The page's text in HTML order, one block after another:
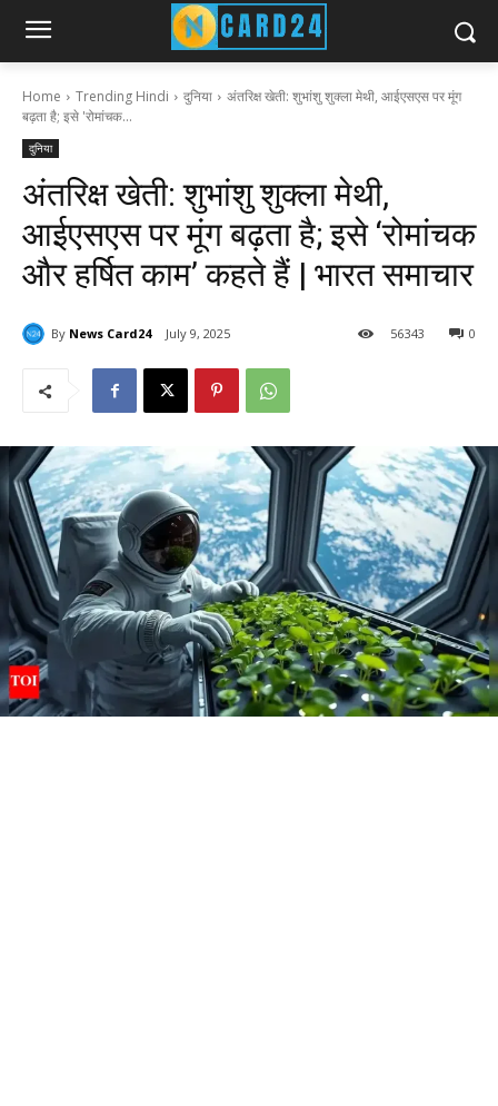
Home Trending Hindi दुनिया
अंतरिक्ष खेती: शुभांशु शुक्ला मेथी, आईएसएस पर मूंग
बढ़ता है; इसे 'रोमांचक...
दुनिया
अंतरिक्ष खेती: शुभांशु शुक्ला मेथी,
आईएसएस पर मूंग बढ़ता है; इसे ‘रोमांचक
और हर्षित काम’ कहते हैं | भारत समाचार
By News Card24 July 9, 2025 0
56343